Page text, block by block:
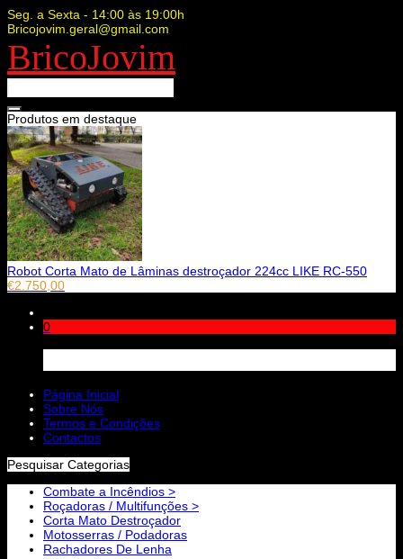
Seg. a Sexta - 14:00 às 19:00h
Bricojovim.geral@gmail.com
BricoJovim
Produtos em destaque
Robot Corta Mato de Lâminas destroçador 224cc LIKE RC-550
€2.750,00
0
Página Inicial
Sobre Nós
Termos e Condições
Contactos
Pesquisar Categorias
Combate a Incêndios >
Roçadoras / Multifunções >
Corta Mato Destroçador
Motosserras / Podadoras
Rachadores De Lenha